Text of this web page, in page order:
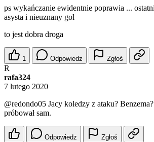
ps wykańczanie ewidentnie poprawia ...
asysta i nieuznany gol
to jest dobra droga
1 Odpowiedz Zgłoś
R
rafa324
7 lutego 2020
@redondo05 Jacy koledzy z ataku?
próbował sam.
Odpowiedz Zgłoś